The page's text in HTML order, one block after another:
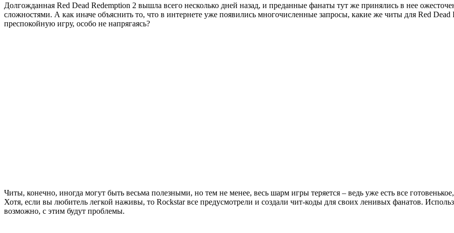
Долгожданная Red Dead Redemption 2 вышла всего несколько дней назад, и преданные фанаты тут же принялись в нее
сложностями. А как иначе объяснить то, что в интернете уже появились многочисленные запросы, какие же читы для Red
преспокойную игру, особо не напрягаясь?
Читы, конечно, иногда могут быть весьма полезными, но тем не менее, весь шарм игры теряется – ведь уже есть все
Хотя, если вы любитель легкой наживы, то Rockstar все предусмотрели и создали чит-коды для своих ленивых фанатов.
возможно, с этим будут проблемы.